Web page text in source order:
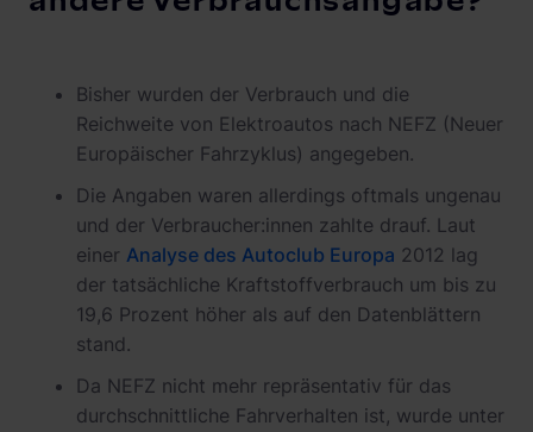
Bisher wurden der Verbrauch und die
Reichweite von Elektroautos nach NEFZ (Neuer
Europäischer Fahrzyklus) angegeben.
Die Angaben waren allerdings oftmals ungenau
und der Verbraucher:innen zahlte drauf. Laut
einer Analyse des Autoclub Europa 2012 lag
der tatsächliche Kraftstoffverbrauch um bis zu
19,6 Prozent höher als auf den Datenblättern
stand.
Da NEFZ nicht mehr repräsentativ für das
durchschnittliche Fahrverhalten ist, wurde unter